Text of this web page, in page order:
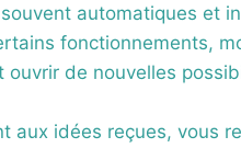
automatiques et
fonctionnements,
ouvrir de nouvelles
aux idées reçues, vous